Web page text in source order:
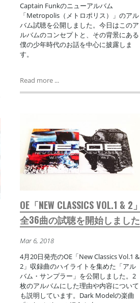
Captain Funkのニューアルバム
「Metropolis（メトロポリス）」のアル
バム試聴を公開しました。今日はこのア
ルバムのコンセプトと、その背景にある
僕の少年時代のお話を中心に披露しま
す。
Read more ...
OE「NEW CLASSICS VOL.1 & 2」
全36曲の試聴を開始しました
Mar 6, 2018
4月20日発売のOE「New Classics Vol.1 &
2」収録曲のハイライトを集めた「アル
バム・サンプラー」を公開しました。2
枚のアルバムにした理由や内容について
も説明しています。Dark Modelの楽曲